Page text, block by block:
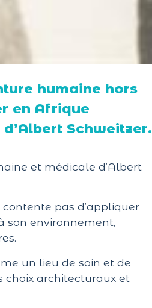
humaine hors
en Afrique
Schweitzer.
et médicale d’Albert
pas d’appliquer
son environnement,
un lieu de soin et de
choix architecturaux et